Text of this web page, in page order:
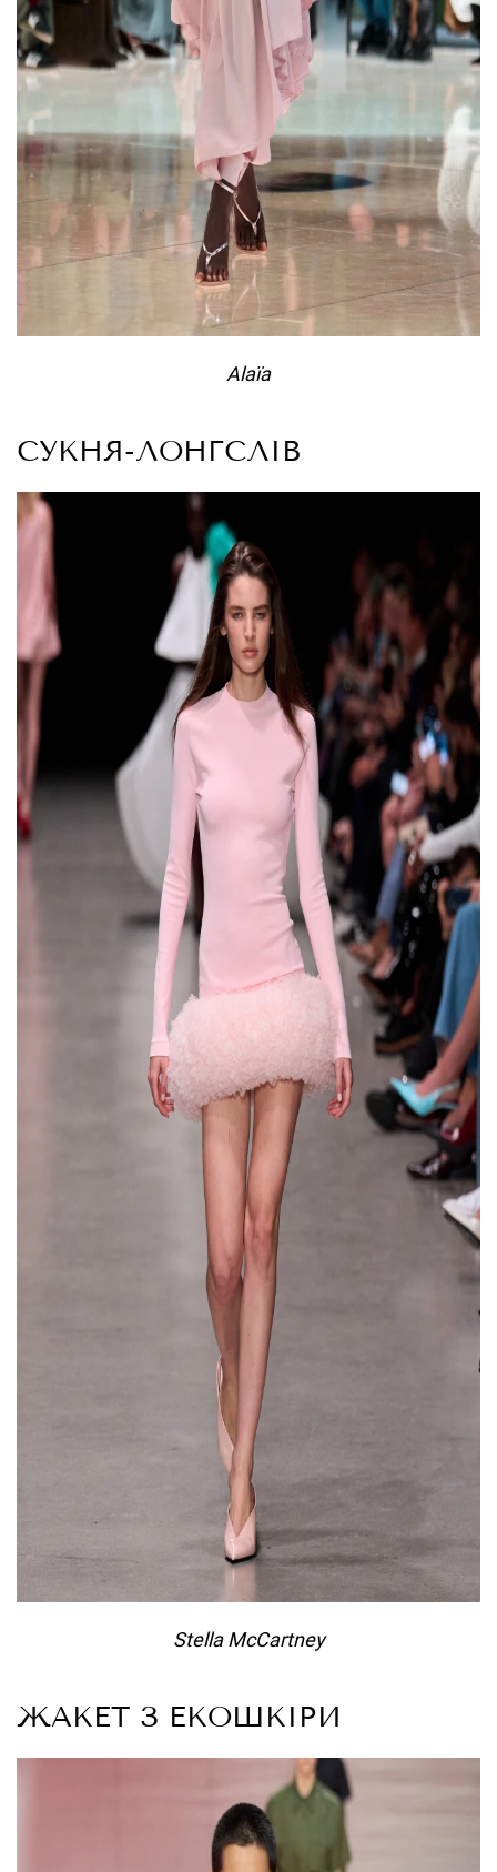
Alaїa
СУКНЯ-ЛОНГСЛІВ
Stella McCartney
ЖАКЕТ З ЕКОШКІРИ